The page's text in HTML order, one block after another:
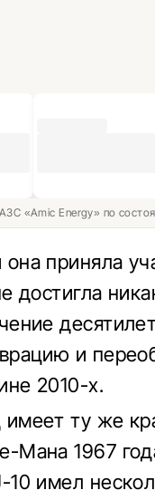
«Amic Energy» по
приняла
достигла
и
2010-х.
имеет ту же
Мана 1967
10 имел